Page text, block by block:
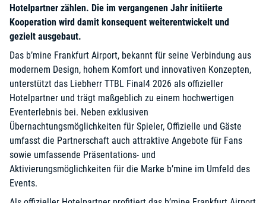
Hotelpartner zählen. Die im vergangenen Jahr initiierte
Kooperation wird damit konsequent weiterentwickelt und
gezielt ausgebaut.
Das b’mine Frankfurt Airport, bekannt für seine Verbindung aus
modernem Design, hohem Komfort und innovativen Konzepten,
unterstützt das Liebherr TTBL Final4 2026 als offizieller
Hotelpartner und trägt maßgeblich zu einem hochwertigen
Eventerlebnis bei. Neben exklusiven
Übernachtungsmöglichkeiten für Spieler, Offizielle und Gäste
umfasst die Partnerschaft auch attraktive Angebote für Fans
sowie umfassende Präsentations- und
Aktivierungsmöglichkeiten für die Marke b’mine im Umfeld des
Events.